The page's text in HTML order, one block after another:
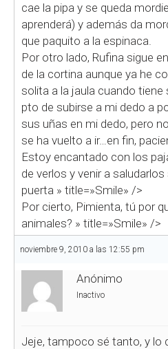
cae la pipa y se queda
aprenderá) y además da
que paquito a la espinaca.
Por otro lado, Rufina sigue
de la cortina aunque ya he
solita a la jaula cuando
pto de subirse a mi dedo a
sus uñas en mi dedo, pero
se ha vuelto a ir…en fin,
Estoy encantado con los
de verlos y venir a
puerta » title=»Smile» />
Por cierto, Pimienta, tú por
animales? » title=»Smile» />
noviembre 9, 2010 a las 12:55 pm
Anónimo
Inactivo
Jeje, tampoco sé tanto, y lo